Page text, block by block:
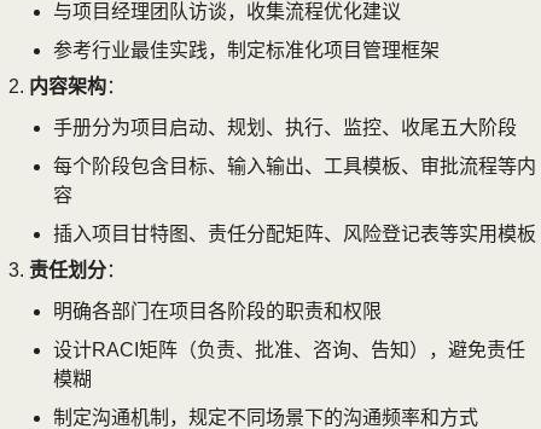
与项目经理团队访谈，收集流程优化建议
参考行业最佳实践，制定标准化项目管理框架
内容架构：
手册分为项目启动、规划、执行、监控、收尾五大阶段
每个阶段包含目标、输入输出、工具模板、审批流程等内
容
插入项目甘特图、责任分配矩阵、风险登记表等实用模板
责任划分：
明确各部门在项目各阶段的职责和权限
设计RACI矩阵（负责、批准、咨询、告知），避免责任
模糊
制定沟通机制，规定不同场景下的沟通频率和方式